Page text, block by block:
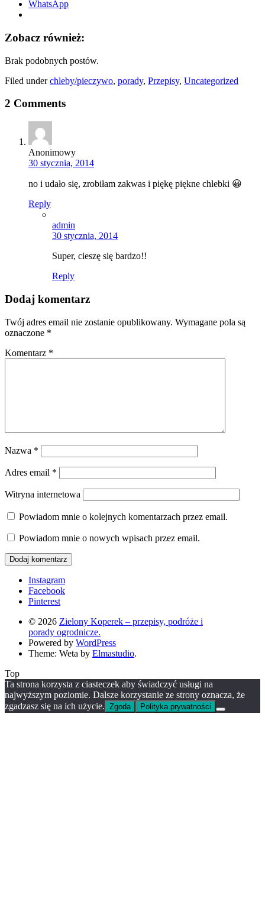
WhatsApp
Zobacz również:
Brak podobnych postów.
Filed underchleby/pieczywo, porady, Przepisy, Uncategorized
2 Comments
Anonimowy
30 stycznia, 2014
no i udało się, zrobiłam zakwas i piękę piękne chlebki 😀
Reply
admin
30 stycznia, 2014
Super, cieszę się bardzo!!
Reply
Dodaj komentarz
Twój adres email nie zostanie opublikowany. Wymagane pola są
oznaczone *
Komentarz *
Nazwa *
Adres email *
Witryna internetowa
Powiadom mnie o kolejnych komentarzach przez email.
Powiadom mnie o nowych wpisach przez email.
Instagram
Facebook
Pinterest
© 2026 Zielony Koperek – przepisy, podróże i
porady ogrodnicze.
Powered by WordPress
Theme: Weta by Elmastudio.
Top
Ta strona korzysta z ciasteczek aby świadczyć usługi na
najwyższym poziomie. Dalsze korzystanie ze strony oznacza, że
zgadzasz się na ich użycie. Zgoda Polityka prywatności